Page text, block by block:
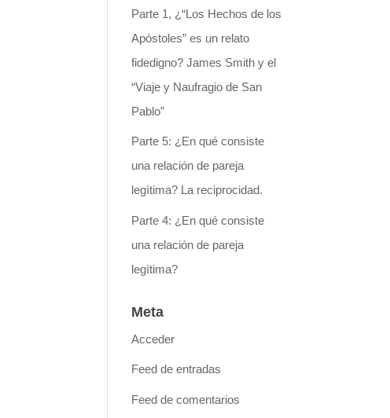
Parte 1, ¿“Los Hechos de los
Apóstoles” es un relato
fidedigno? James Smith y el
“Viaje y Naufragio de San
Pablo”
Parte 5: ¿En qué consiste
una relación de pareja
legítima? La reciprocidad.
Parte 4: ¿En qué consiste
una relación de pareja
legítima?
Meta
Acceder
Feed de entradas
Feed de comentarios